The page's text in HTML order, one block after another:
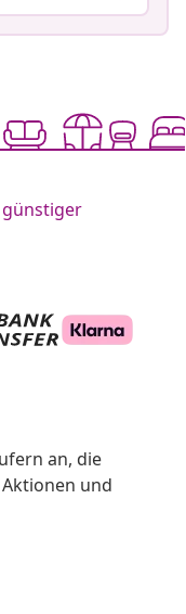
günstiger
an, die
und